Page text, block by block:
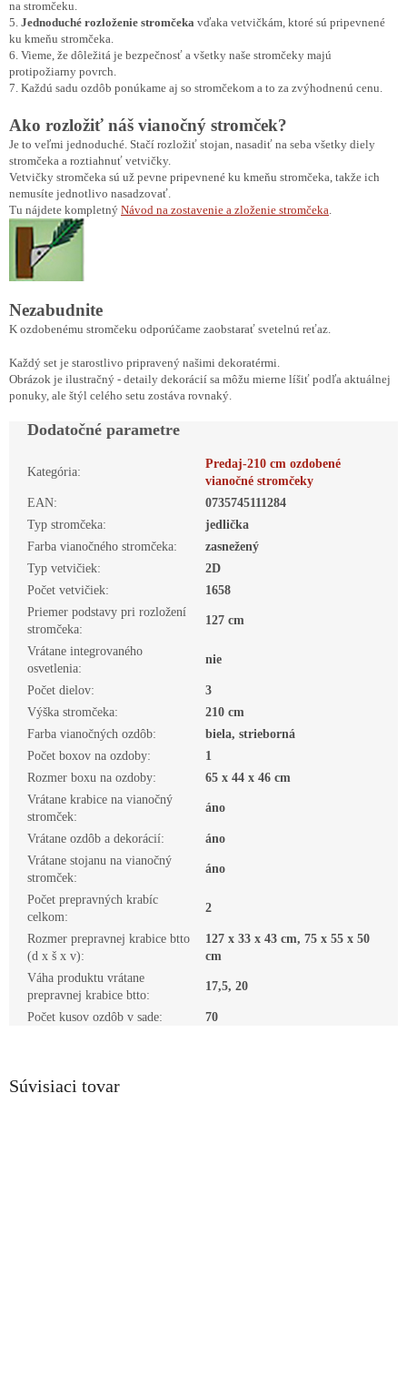
Súvisiaci tovar
na stromčeku.
5. Jednoduché rozloženie stromčeka vďaka vetvičkám, ktoré sú pripevnené
ku kmeňu stromčeka.
6. Vieme, že dôležitá je bezpečnosť a všetky naše stromčeky majú
protipožiarny povrch.
7. Každú sadu ozdôb ponúkame aj so stromčekom a to za zvýhodnenú cenu.
Ako rozložiť náš vianočný stromček?
Je to veľmi jednoduché. Stačí rozložiť stojan, nasadiť na seba všetky diely
stromčeka a roztiahnuť vetvičky.
Vetvičky stromčeka sú už pevne pripevnené ku kmeňu stromčeka, takže ich
nemusíte jednotlivo nasadzovať.
Tu nájdete kompletný Návod na zostavenie a zloženie stromčeka
Nezabudnite
K ozdobenému stromčeku odporúčame zaobstarať svetelnú reťaz.
Každý set je starostlivo pripravený našimi dekoratérmi.
Obrázok je ilustračný - detaily dekorácií sa môžu mierne líšiť podľa aktuálnej
ponuky, ale štýl celého setu zostáva rovnaký.
Dodatočné parametre
Kategória:
Predaj-210 cm ozdobené
vianočné stromčeky
EAN:
0735745111284
Typ stromčeka:
jedlička
Farba vianočného stromčeka:
zasnežený
Typ vetvičiek:
2D
Počet vetvičiek:
1658
Priemer podstavy pri rozložení
stromčeka:
127 cm
Vrátane integrovaného
osvetlenia:
nie
Počet dielov:
3
Výška stromčeka:
210 cm
Farba vianočných ozdôb:
biela, strieborná
Počet boxov na ozdoby:
1
Rozmer boxu na ozdoby:
65 x 44 x 46 cm
Vrátane krabice na vianočný
stromček:
áno
Vrátane ozdôb a dekorácií:
áno
Vrátane stojanu na vianočný
stromček:
áno
Počet prepravných krabíc
celkom:
2
Rozmer prepravnej krabice btto
(d x š x v):
127 x 33 x 43 cm, 75 x 55 x 50
cm
Váha produktu vrátane
prepravnej krabice btto:
17,5, 20
Počet kusov ozdôb v sade: 70